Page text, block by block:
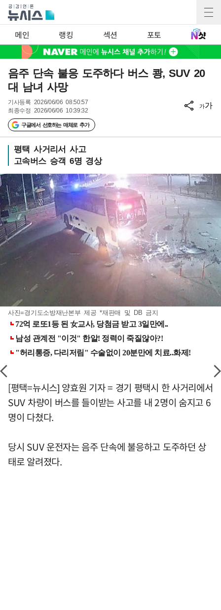
메인 랭킹 섹션 포토
음주 단속 불응 도주하다 버스 쾅, SUV 20
대 남녀 사망
기사등록 2026/06/06 08:50:57
최종수정 2026/06/06 10:39:32
구글에서 선호하는 매체로 추가
가가
평택 사거리서 사고
고속버스 승객 6명 경상
사진=경기도소방재난본부 제공 *재판매 및 DB 금지
[평택=뉴시스] 양효원 기자 = 경기 평택시 한 사거리에서
SUV 차량이 버스를 들이받는 사고를 내 2명이 숨지고 6
명이 다쳤다.
당시 SUV 운전자는 음주 단속에 불응하고 도주하던 상
태로 알려졌다.